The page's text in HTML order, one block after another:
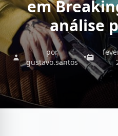
em
análise
por
gustavo.santos
•